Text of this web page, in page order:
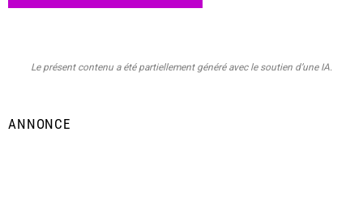
Le présent contenu a été partiellement généré avec le soutien d’une IA.
ANNONCE